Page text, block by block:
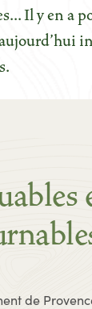
Il y en a
de